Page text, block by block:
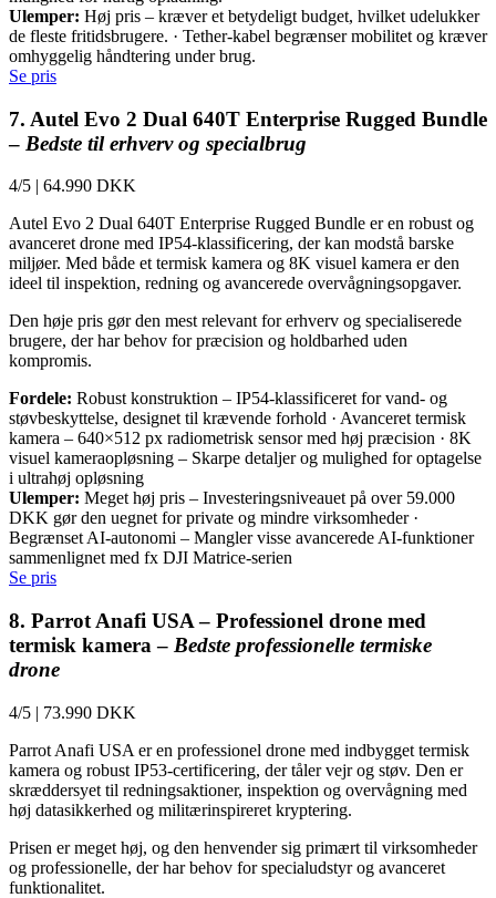
Ulemper: Høj pris – kræver et betydeligt budget, hvilket udelukker
de fleste fritidsbrugere. · Tether-kabel begrænser mobilitet og kræver
omhyggelig håndtering under brug.
Se pris
7. Autel Evo 2 Dual 640T Enterprise Rugged Bundle
– Bedste til erhverv og specialbrug
4/5 | 64.990 DKK
Autel Evo 2 Dual 640T Enterprise Rugged Bundle er en robust og
avanceret drone med IP54-klassificering, der kan modstå barske
miljøer. Med både et termisk kamera og 8K visuel kamera er den
ideel til inspektion, redning og avancerede overvågningsopgaver.
Den høje pris gør den mest relevant for erhverv og specialiserede
brugere, der har behov for præcision og holdbarhed uden
kompromis.
Fordele: Robust konstruktion – IP54-klassificeret for vand- og
støvbeskyttelse, designet til krævende forhold · Avanceret termisk
kamera – 640×512 px radiometrisk sensor med høj præcision · 8K
visuel kameraopløsning – Skarpe detaljer og mulighed for optagelse
i ultrahøj opløsning
Ulemper: Meget høj pris – Investeringsniveauet på over 59.000
DKK gør den uegnet for private og mindre virksomheder ·
Begrænset AI-autonomi – Mangler visse avancerede AI-funktioner
sammenlignet med fx DJI Matrice-serien
Se pris
8. Parrot Anafi USA – Professionel drone med
termisk kamera – Bedste professionelle termiske
drone
4/5 | 73.990 DKK
Parrot Anafi USA er en professionel drone med indbygget termisk
kamera og robust IP53-certificering, der tåler vejr og støv. Den er
skræddersyet til redningsaktioner, inspektion og overvågning med
høj datasikkerhed og militærinspireret kryptering.
Prisen er meget høj, og den henvender sig primært til virksomheder
og professionelle, der har behov for specialudstyr og avanceret
funktionalitet.